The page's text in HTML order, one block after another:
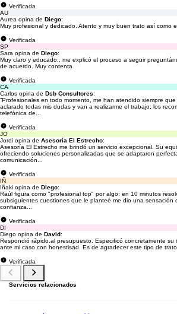
Verificada
AU
Aurea opina de Diego:
Muy profesional y dedicado. Atento y muy buen trato así como
Verificada
SP
Sara opina de Diego:
Muy claro y educado,, me explicó el proceso a seguir
de acuerdo. Muy contenta
Verificada
CA
Carlos opina de Dsb Consultores:
“Profesionales en todo momento, me han atendido siempre
aclarado todas mis dudas y van a realizarme el trabajo; los
telefónica de...
Verificada
JO
Jordi opina de Asesoría El Estrecho:
Asesoría El Estrecho me brindó un servicio excepcional. Su
ofreciendo soluciones personalizadas que se adaptaron
comunicación...
Verificada
IÑ
Iñaki opina de Diego:
Raúl figura como "profesional top" por algo: en 10 minutos
subsiguientes cuestiones que le planteé me dio una sensación
confianza...
Verificada
DI
Diego opina de David:
Respondió rápido.al presupuesto. Especificó concretamente su
ante mi caso con honestisad. Es de agradecer este tipo de trato
Verificada
Servicios relacionados